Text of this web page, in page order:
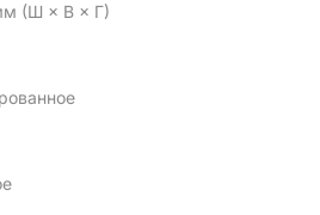
(Ш × В × Г)